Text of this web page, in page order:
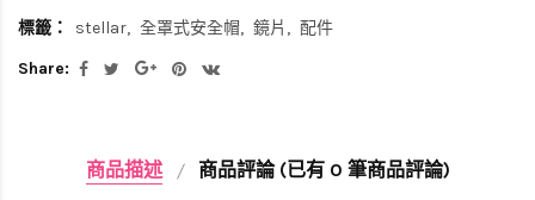
標籤：
stellar 全罩式安全帽 鏡片
配件
Share:
商品描述 商品評論 (已有 0 筆商品評論)